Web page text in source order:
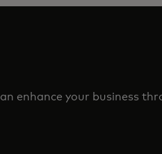
enhance your business